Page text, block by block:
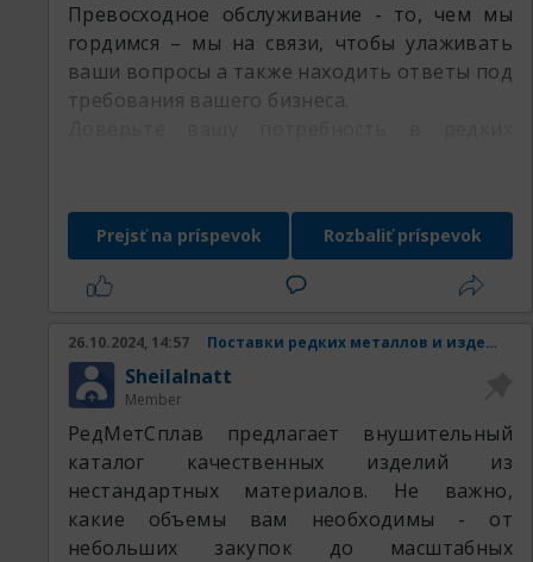
Превосходное обслуживание - то, чем мы
гордимся – мы на связи, чтобы улаживать
ваши вопросы а также находить ответы под
требования вашего бизнеса.
Наши товары:
Prejsť na príspevok Rozbaliť príspevok
26.10.2024, 14:57 Поставки редких металлов и изделий из них.
SheilaInatt
Member
РедМетСплав предлагает внушительный
каталог качественных изделий из
нестандартных материалов. Не важно,
какие объемы вам необходимы - от
небольших закупок до масштабных